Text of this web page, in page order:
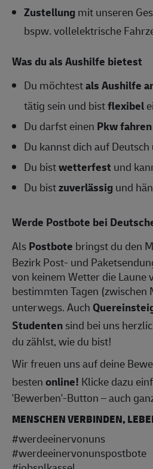
Zustellungmit unseren
bspw. vollelektrische
Was du als Aushilfe bietest
Du möchtestals Aushilfe
tätig sein und bistflexibel
Du darfst einen Pkw fahren
Du kannst dich auf Deutsch
Du bistwetterfest und
Du bistzuverlässigund
Werde Postbote bei
AlsPostbote bringst du den
Bezirk Post- und
von keinem Wetter die Laune
bestimmten Tagen (zwischen
unterwegs. Auch
Studentensind bei uns
du zählst, wie du bist!
Wir freuen uns auf deine
bestenonline! Klicke dazu
'Bewerben'-Button – auch
MENSCHEN VERBINDEN,
#werdeeinervonuns
#werdeeinervonunspostbote